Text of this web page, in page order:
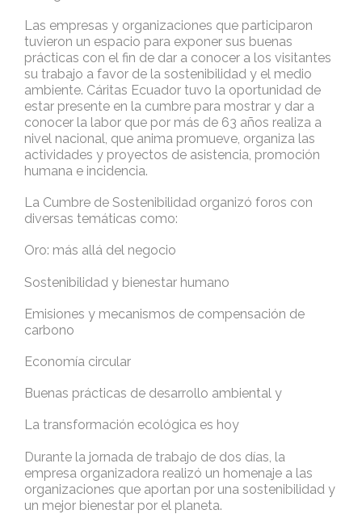
Las empresas y organizaciones que participaron
tuvieron un espacio para exponer sus buenas
prácticas con el fin de dar a conocer a los visitantes
su trabajo a favor de la sostenibilidad y el medio
ambiente. Cáritas Ecuador tuvo la oportunidad de
estar presente en la cumbre para mostrar y dar a
conocer la labor que por más de 63 años realiza a
nivel nacional, que anima promueve, organiza las
actividades y proyectos de asistencia, promoción
humana e incidencia.
La Cumbre de Sostenibilidad organizó foros con
diversas temáticas como:
Oro: más allá del negocio
Sostenibilidad y bienestar humano
Emisiones y mecanismos de compensación de
carbono
Economía circular
Buenas prácticas de desarrollo ambiental y
La transformación ecológica es hoy
Durante la jornada de trabajo de dos días, la
empresa organizadora realizó un homenaje a las
organizaciones que aportan por una sostenibilidad y
un mejor bienestar por el planeta.